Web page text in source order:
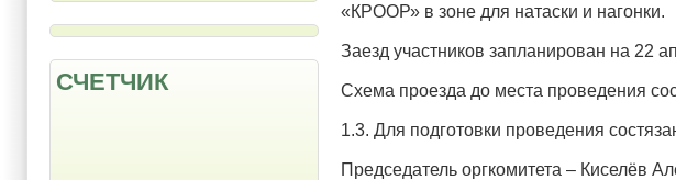
СЧЕТЧИК
«КРООР» в зоне для натаски и нагонки.
Заезд участников запланирован на 22
Схема проезда до места проведения
1.3. Для подготовки проведения
Председатель оргкомитета – Киселёв